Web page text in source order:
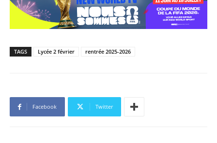
TAGS Lycée 2 février rentrée 2025-2026
Facebook Twitter